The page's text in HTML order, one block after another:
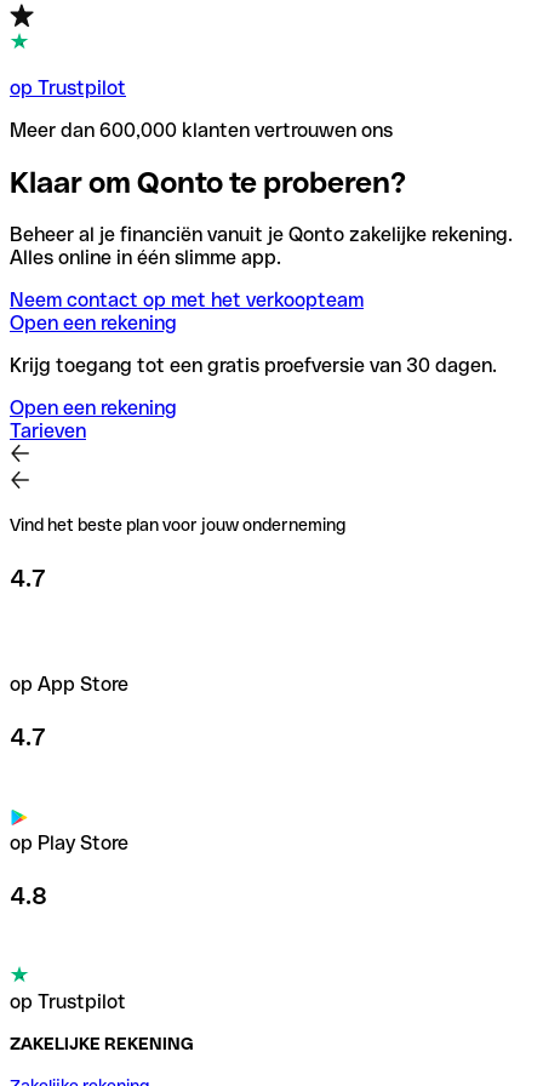
op Trustpilot
Meer dan 600,000 klanten vertrouwen ons
Klaar om Qonto te proberen?
Beheer al je financiën vanuit je Qonto zakelijke rekening.
Alles online in één slimme app.
Neem contact op met het verkoopteam
Open een rekening
Krijg toegang tot een gratis proefversie van 30 dagen.
Open een rekening
Tarieven
Vind het beste plan voor jouw onderneming
4.7
op App Store
4.7
op Play Store
4.8
op Trustpilot
ZAKELIJKE REKENING